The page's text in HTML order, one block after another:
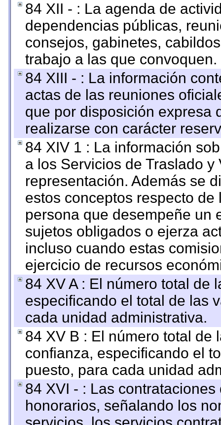
84 XII - : La agenda de
dependencias públicas,
consejos, gabinetes,
trabajo a las que convoquen.
84 XIII - : La información
actas de las reuniones
que por disposición expresa
realizarse con carácter
84 XIV 1 : La información
a los Servicios de Traslado
representación. Además se
estos conceptos respecto
persona que desempeñe un
sujetos obligados o ejerza
incluso cuando estas
ejercicio de recursos
84 XV A : El número total de
especificando el total de las
cada unidad administrativa.
84 XV B : El número total de
confianza, especificando el
puesto, para cada unidad
84 XVI - : Las
honorarios, señalando los